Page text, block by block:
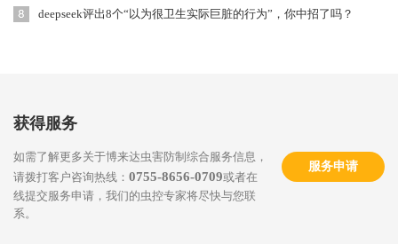
deepseek评出8个“以为很卫生实际巨脏的行为”，你中招了吗？
获得服务
如需了解更多关于博来达虫害防制综合服务信息，
请拨打客户咨询热线： 0755-8656-0709或者在
线提交服务申请，我们的虫控专家将尽快与您联
系。
服务申请